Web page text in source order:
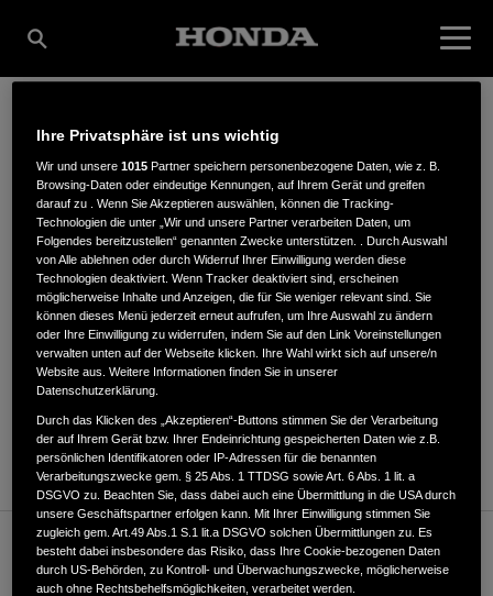
MOTORGERÄTE
SCHMIDT
Vor dem Dorfe 5,38554,Weyhausen
ANFAHRTSBESCHREIBUNG ANFORDERN
Verkauf / Kundendienst
Ihre Privatsphäre ist uns wichtig
Wir und unsere1015 Partner speichern personenbezogene Daten, wie z. B.
Browsing-Daten oder eindeutige Kennungen, auf Ihrem Gerät und greifen
darauf zu . Wenn Sie Akzeptieren auswählen, können die Tracking-
Technologien die unter „Wir und unsere Partner verarbeiten Daten, um
Folgendes bereitzustellen“ genannten Zwecke unterstützen. . Durch Auswahl
von Alle ablehnen oder durch Widerruf Ihrer Einwilligung werden diese
Technologien deaktiviert. Wenn Tracker deaktiviert sind, erscheinen
möglicherweise Inhalte und Anzeigen, die für Sie weniger relevant sind. Sie
können dieses Menü jederzeit erneut aufrufen, um Ihre Auswahl zu ändern
oder Ihre Einwilligung zu widerrufen, indem Sie auf den Link Voreinstellungen
verwalten unten auf der Webseite klicken. Ihre Wahl wirkt sich auf unsere/n
Website aus. Weitere Informationen finden Sie in unserer
Datenschutzerklärung.
Durch das Klicken des „Akzeptieren“-Buttons stimmen Sie der Verarbeitung
der auf Ihrem Gerät bzw. Ihrer Endeinrichtung gespeicherten Daten wie z.B.
persönlichen Identifikatoren oder IP-Adressen für die benannten
Verarbeitungszwecke gem. § 25 Abs. 1 TTDSG sowie Art. 6 Abs. 1 lit. a
DSGVO zu. Beachten Sie, dass dabei auch eine Übermittlung in die USA durch
unsere Geschäftspartner erfolgen kann. Mit Ihrer Einwilligung stimmen Sie
zugleich gem. Art.49 Abs.1 S.1 lit.a DSGVO solchen Übermittlungen zu. Es
besteht dabei insbesondere das Risiko, dass Ihre Cookie-bezogenen Daten
durch US-Behörden, zu Kontroll- und Überwachungszwecke, möglicherweise
auch ohne Rechtsbehelfsmöglichkeiten, verarbeitet werden.